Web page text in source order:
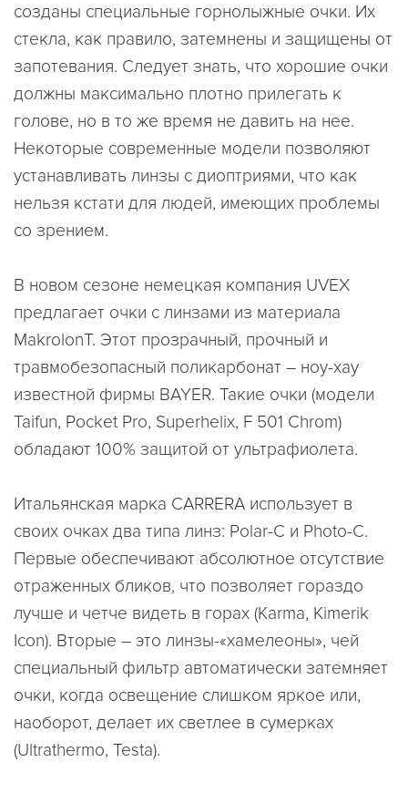
созданы специальные горнолыжные очки. Их
стекла, как правило, затемнены и защищены от
запотевания. Следует знать, что хорошие очки
должны максимально плотно прилегать к
голове, но в то же время не давить на нее.
Некоторые современные модели позволяют
устанавливать линзы с диоптриями, что как
нельзя кстати для людей, имеющих проблемы
со зрением.
В новом сезоне немецкая компания UVEX
предлагает очки с линзами из материала
MakrolonТ. Этот прозрачный, прочный и
травмобезопасный поликарбонат – ноу-хау
известной фирмы BAYER. Такие очки (модели
Taifun, Pocket Pro, Superhelix, F 501 Chrom)
обладают 100% защитой от ультрафиолета.
Итальянская марка CARRERA использует в
своих очках два типа линз: Polar-C и Photo-C.
Первые обеспечивают абсолютное отсутствие
отраженных бликов, что позволяет гораздо
лучше и четче видеть в горах (Karma, Kimerik
Icon). Вторые – это линзы-«хамелеоны», чей
специальный фильтр автоматически затемняет
очки, когда освещение слишком яркое или,
наоборот, делает их светлее в сумерках
(Ultrathermo, Testa).